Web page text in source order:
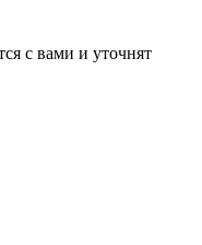
с вами и уточнят